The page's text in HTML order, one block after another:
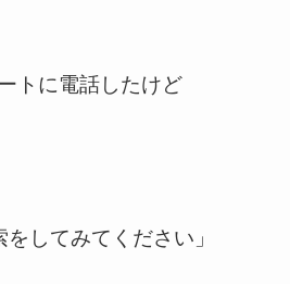
トに電話したけど
をしてみてください」